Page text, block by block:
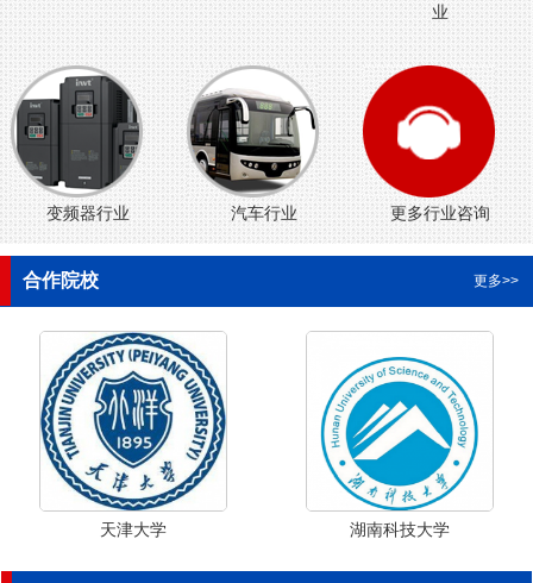
业
变频器行业 汽车行业 更多行业咨询
合作院校 更多>>
天津大学 湖南科技大学